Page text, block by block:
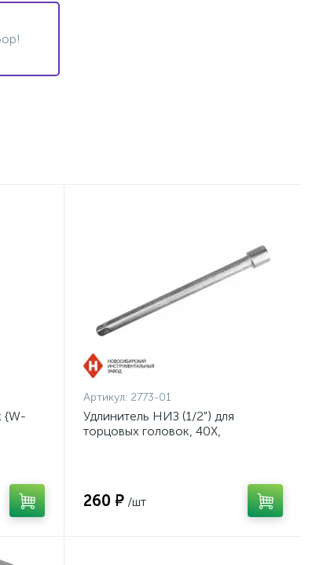
{W-
Артикул: 2773-01
Удлинитель НИЗ (1/2") для
торцовых головок, 40Х,
260 ₽ /шт